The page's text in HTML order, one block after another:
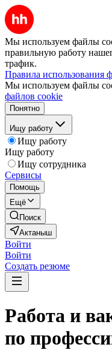
Мы используем файлы
правильную работу
трафик.
Правила использования
Мы используем файлы
файлов cookie
Понятно
Ищу работу
Ищу работу
Ищу работу
Ищу сотрудника
Сервисы
Помощь
Ещё
Поиск
Актаныш
Войти
Войти
Создать резюме
Работа и
по